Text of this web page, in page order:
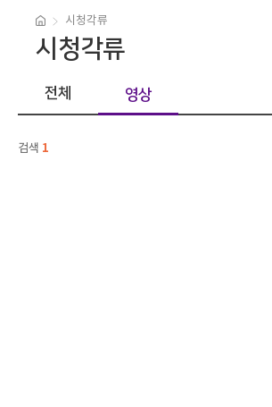
시청각류
시청각류
전체 영상
검색 1